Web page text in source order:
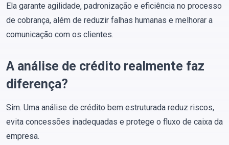
Ela garante agilidade, padronização e eficiência no processo
de cobrança, além de reduzir falhas humanas e melhorar a
comunicação com os clientes.
A análise de crédito realmente faz
diferença?
Sim. Uma análise de crédito bem estruturada reduz riscos,
evita concessões inadequadas e protege o fluxo de caixa da
empresa.